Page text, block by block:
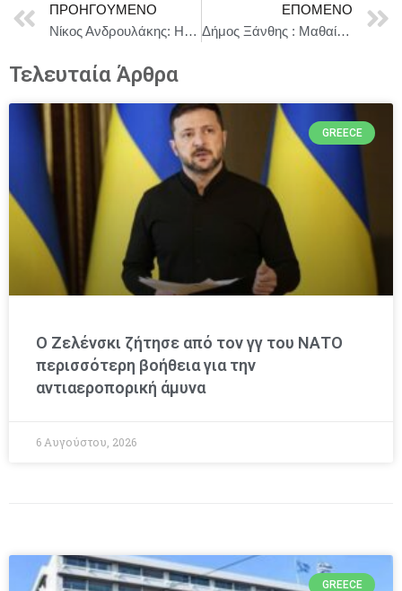
ΠΡΟΗΓΟΎΜΕΝΟ
Νίκος Ανδρουλάκης: Η πολιτική αλλαγή είναι αναγκαία, όχι ως απλή εναλλαγή κομμάτων στην εξουσία
ΕΠΌΜΕΝΟ
Δήμος Ξάνθης : Μαθαίνουμε, Ανακυκλώνουμε, Προστατεύουμε – Περιβαλλοντική δράση του Δήμου στο Λιμνίο
Τελευταία Άρθρα
GREECE
Ο Ζελένσκι ζήτησε από τον γγ του ΝΑΤΟ
περισσότερη βοήθεια για την
αντιαεροπορική άμυνα
6 Αυγούστου, 2026
GREECE